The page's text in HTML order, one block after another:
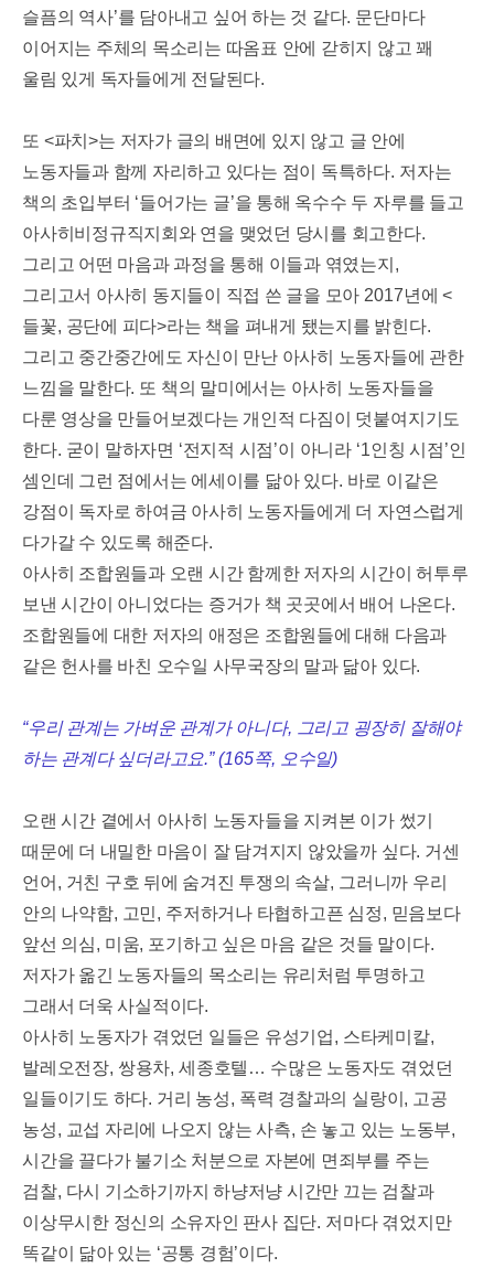
슬픔의 역사’를 담아내고 싶어 하는 것 같다. 문단마다
이어지는 주체의 목소리는 따옴표 안에 갇히지 않고 꽤
울림 있게 독자들에게 전달된다.
또 <파치>는 저자가 글의 배면에 있지 않고 글 안에
노동자들과 함께 자리하고 있다는 점이 독특하다. 저자는
책의 초입부터 ‘들어가는 글’을 통해 옥수수 두 자루를 들고
아사히비정규직지회와 연을 맺었던 당시를 회고한다.
그리고 어떤 마음과 과정을 통해 이들과 엮였는지 ,
그리고서 아사히 동지들이 직접 쓴 글을 모아 2017년에<
들꽃, 공단에 피다>라는 책을 펴내게 됐는지를 밝힌다.
그리고 중간중간에도 자신이 만난 아사히 노동자들에 관한
느낌을 말한다. 또 책의 말미에서는 아사히 노동자들을
다룬 영상을 만들어보겠다는 개인적 다짐이 덧붙여지기도
한다. 굳이 말하자면 ‘전지적 시점’이 아니라 ‘1인칭 시점’인
셈인데 그런 점에서는 에세이를 닮아 있다. 바로 이같은
강점이 독자로 하여금 아사히 노동자들에게 더 자연스럽게
다가갈 수 있도록 해준다.
아사히 조합원들과 오랜 시간 함께한 저자의 시간이 허투루
보낸 시간이 아니었다는 증거가 책 곳곳에서 배어 나온다.
조합원들에 대한 저자의 애정은 조합원들에 대해 다음과
같은 헌사를 바친 오수일 사무국장의 말과 닮아 있다.
“우리 관계는 가벼운 관계가 아니다, 그리고 굉장히 잘해야
하는 관계다 싶더라고요.” (165쪽, 오수일)
오랜 시간 곁에서 아사히 노동자들을 지켜본 이가 썼기
때문에 더 내밀한 마음이 잘 담겨지지 않았을까 싶다. 거센
언어 , 거친 구호 뒤에 숨겨진 투쟁의 속살, 그러니까 우리
안의 나약함, 고민 , 주저하거나 타협하고픈 심정, 믿음보다
앞선 의심, 미움, 포기하고 싶은 마음 같은 것들 말이다.
저자가 옮긴 노동자들의 목소리는 유리처럼 투명하고
그래서 더욱 사실적이다.
아사히 노동자가 겪었던 일들은 유성기업, 스타케미칼,
발레오전장, 쌍용차,세종호텔 … 수많은 노동자도 겪었던
일들이기도 하다. 거리 농성, 폭력 경찰과의 실랑이 , 고공
농성, 교섭 자리에 나오지 않는 사측, 손 놓고 있는 노동부,
시간을 끌다가 불기소 처분으로 자본에 면죄부를 주는
검찰, 다시 기소하기까지 하냥저냥 시간만 끄는 검찰과
이상무시한 정신의 소유자인 판사 집단. 저마다 겪었지만
똑같이 닮아 있는 ‘공통 경험’이다.